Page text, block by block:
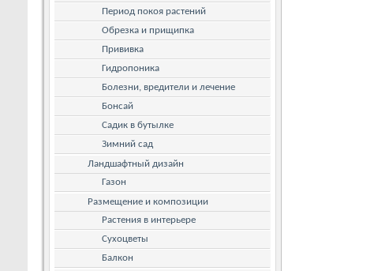
Период покоя растений
Обрезка и прищипка
Прививка
Гидропоника
Болезни, вредители и лечение
Бонсай
Садик в бутылке
Зимний сад
Ландшафтный дизайн
Газон
Размещение и композиции
Растения в интерьере
Сухоцветы
Балкон